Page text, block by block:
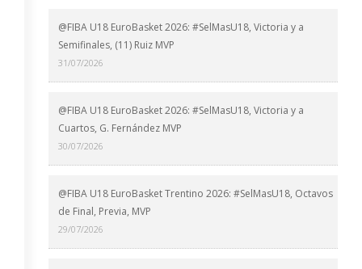
@FIBA U18 EuroBasket 2026: #SelMasU18, Victoria y a
Semifinales, (11) Ruiz MVP
31/07/2026
@FIBA U18 EuroBasket 2026: #SelMasU18, Victoria y a
Cuartos, G. Fernández MVP
30/07/2026
@FIBA U18 EuroBasket Trentino 2026: #SelMasU18, Octavos
de Final, Previa, MVP
29/07/2026